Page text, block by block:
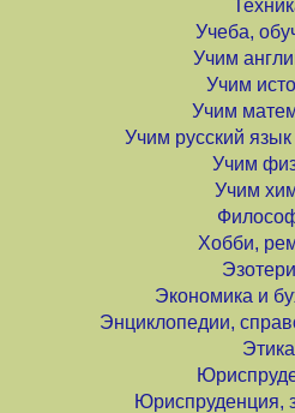
Учеба,
Учим
Учим
Учим
Учим русский
Учим
Учим
Хобби,
Экономика и
Энциклопедии,
Этика
Юриспруденция,